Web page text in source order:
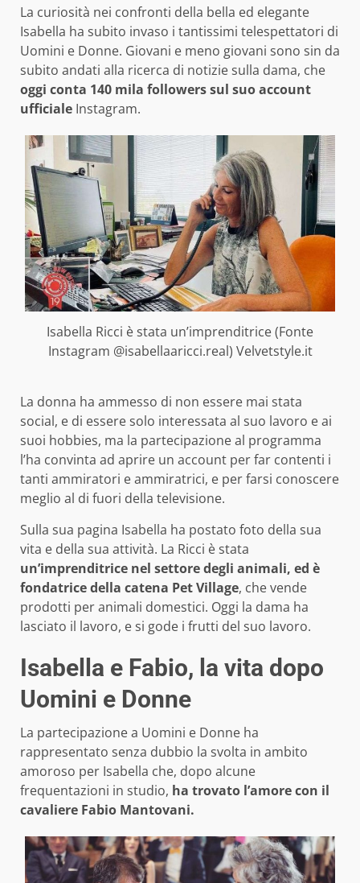
La curiosità nei confronti della bella ed elegante
Isabella ha subito invaso i tantissimi telespettatori di
Uomini e Donne. Giovani e meno giovani sono sin da
subito andati alla ricerca di notizie sulla dama, che
oggi conta 140 mila followers sul suo account
ufficiale Instagram.
Isabella Ricci è stata un’imprenditrice (Fonte
Instagram @isabellaaricci.real) Velvetstyle.it
La donna ha ammesso di non essere mai stata
social, e di essere solo interessata al suo lavoro e ai
suoi hobbies, ma la partecipazione al programma
l’ha convinta ad aprire un account per far contenti i
tanti ammiratori e ammiratrici, e per farsi conoscere
meglio al di fuori della televisione.
Sulla sua pagina Isabella ha postato foto della sua
vita e della sua attività. La Ricci è stata
un’imprenditrice nel settore degli animali, ed è
fondatrice della catena Pet Village, che vende
prodotti per animali domestici. Oggi la dama ha
lasciato il lavoro, e si gode i frutti del suo lavoro.
Isabella e Fabio, la vita dopo
Uomini e Donne
La partecipazione a Uomini e Donne ha
rappresentato senza dubbio la svolta in ambito
amoroso per Isabella che, dopo alcune
frequentazioni in studio, ha trovato l’amore con il
cavaliere Fabio Mantovani.